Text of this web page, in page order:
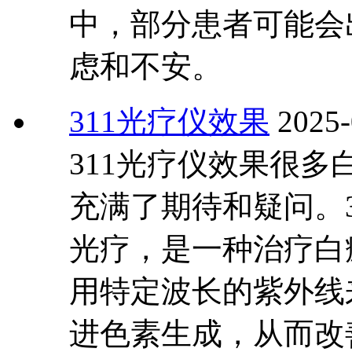
中，部分患者可能
虑和不安。
311光疗仪效果
311光疗仪效果很多
充满了期待和疑问
光疗，是一种治疗
用特定波长的紫外
进色素生成，从而